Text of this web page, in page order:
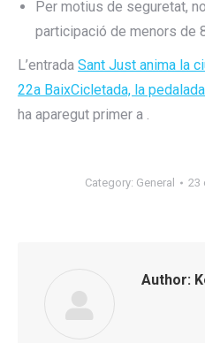
Per motius de seguretat,
participació de menors de
L’entrada Sant Just anima la
22a BaixCicletada, la
ha aparegut primer a .
Category: General 23
Author: